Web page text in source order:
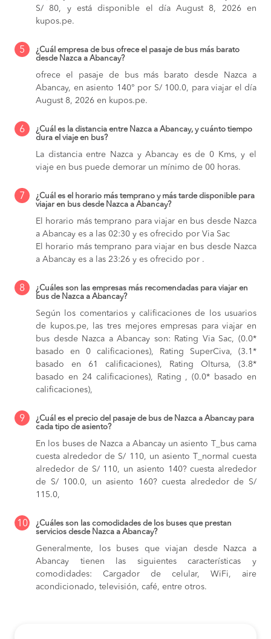
S/ 80, y está disponible el día August 8, 2026 en
kupos.pe.
5
¿Cuál empresa de bus ofrece el pasaje de bus más barato
desde Nazca a Abancay?
ofrece el pasaje de bus más barato desde Nazca a
Abancay, en asiento 140° por S/ 100.0, para viajar el día
August 8, 2026 en kupos.pe.
6
¿Cuál es la distancia entre Nazca a Abancay, y cuánto tiempo
dura el viaje en bus?
La distancia entre Nazca y Abancay es de 0 Kms, y el
viaje en bus puede demorar un mínimo de 00 horas.
7
¿Cuál es el horario más temprano y más tarde disponible para
viajar en bus desde Nazca a Abancay?
El horario más temprano para viajar en bus desde Nazca
a Abancay es a las 02:30 y es ofrecido por Via Sac
El horario más temprano para viajar en bus desde Nazca
a Abancay es a las 23:26 y es ofrecido por .
8
¿Cuáles son las empresas más recomendadas para viajar en
bus de Nazca a Abancay?
Según los comentarios y calificaciones de los usuarios
de kupos.pe, las tres mejores empresas para viajar en
bus desde Nazca a Abancay son: Rating Via Sac, (0.0*
basado en 0 calificaciones), Rating SuperCiva, (3.1*
basado en 61 calificaciones), Rating Oltursa, (3.8*
basado en 24 calificaciones), Rating , (0.0* basado en
calificaciones),
9
¿Cuál es el precio del pasaje de bus de Nazca a Abancay para
cada tipo de asiento?
En los buses de Nazca a Abancay un asiento T_bus cama
cuesta alrededor de S/ 110, un asiento T_normal cuesta
alrededor de S/ 110, un asiento 140? cuesta alrededor
de S/ 100.0, un asiento 160? cuesta alrededor de S/
115.0,
10
¿Cuáles son las comodidades de los buses que prestan
servicios desde Nazca a Abancay?
Generalmente, los buses que viajan desde Nazca a
Abancay tienen las siguientes características y
comodidades: Cargador de celular, WiFi, aire
acondicionado, televisión, café, entre otros.